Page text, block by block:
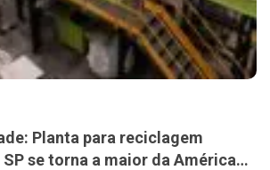
Planta para reciclagem
se torna a maior da América